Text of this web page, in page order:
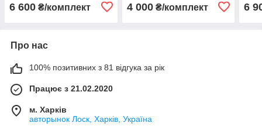
6 600 ₴/комплект 4 000₴/комплект 6
Про нас
100% позитивних з 81 відгука за рік
Працює з 21.02.2020
м. Харків
авторынок Лоск, Харків, Україна